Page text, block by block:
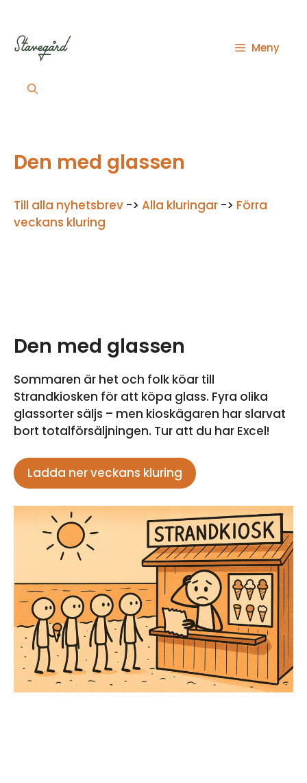
innehåll
Meny
Den med glassen
Till alla nyhetsbrev -> Alla kluringar -> Förra
veckans kluring
Den med glassen
Sommaren är het och folk köar till
Strandkiosken för att köpa glass. Fyra olika
glassorter säljs – men kioskägaren har slarvat
bort totalförsäljningen. Tur att du har Excel!
Ladda ner veckans kluring